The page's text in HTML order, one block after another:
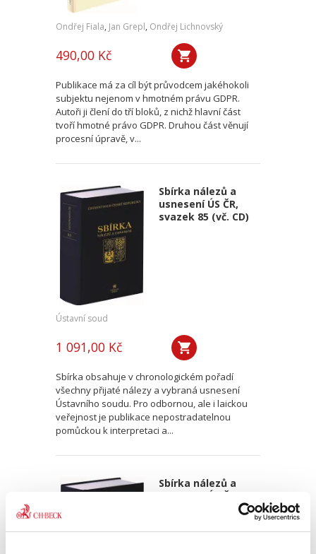
Ondřej Fiala, Jan Grepl, Ondřej Lichnovský
490,00 Kč
Publikace má za cíl být průvodcem jakéhokoli
subjektu nejenom v hmotném právu GDPR.
Autoři ji člení do tří bloků, z nichž hlavní část
tvoří hmotné právo GDPR. Druhou část věnují
procesní úpravě, v...
Sbírka nálezů a
usnesení ÚS ČR,
svazek 85 (vč. CD)
Ústavní soud
1 091,00 Kč
Sbírka obsahuje v chronologickém pořadí
všechny přijaté nálezy a vybraná usnesení
Ústavního soudu. Pro odbornou, ale i laickou
veřejnost je publikace nepostradatelnou
pomůckou k interpretaci a...
Sbírka nálezů a
usnesení ÚS ČR,
svazek 84 (vč. CD)